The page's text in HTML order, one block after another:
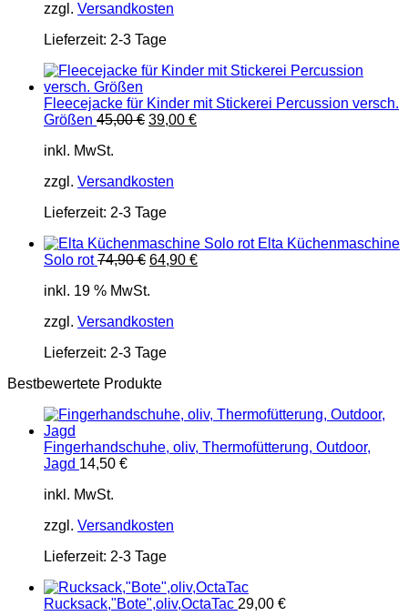
zzgl. Versandkosten
Lieferzeit: 2-3 Tage
Fleecejacke für Kinder mit Stickerei Percussion versch.
Größen 45,00€ Ursprünglicher
39,00 €Aktueller
inkl. MwSt.
zzgl. Versandkosten
Lieferzeit: 2-3 Tage
Elta Küchenmaschine
Solo rot 74,90€ Ursprünglicher
war:
64,90 €Aktueller
inkl. 19 % MwSt.
zzgl. Versandkosten
Lieferzeit: 2-3 Tage
Bestbewertete Produkte
Fingerhandschuhe, oliv, Thermofütterung, Outdoor,
Jagd 14,50 €
inkl. MwSt.
zzgl. Versandkosten
Lieferzeit: 2-3 Tage
Rucksack,"Bote",oliv,OctaTac 29,00 €